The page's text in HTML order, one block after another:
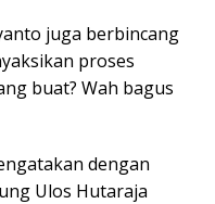
juga berbincang
proses
buat? Wah bagus
dengan
Ulos Hutaraja